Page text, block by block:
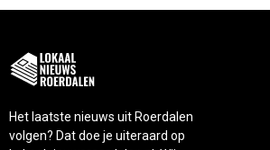
Het laatste nieuws uit Roerdalen
volgen? Dat doe je uiteraard op